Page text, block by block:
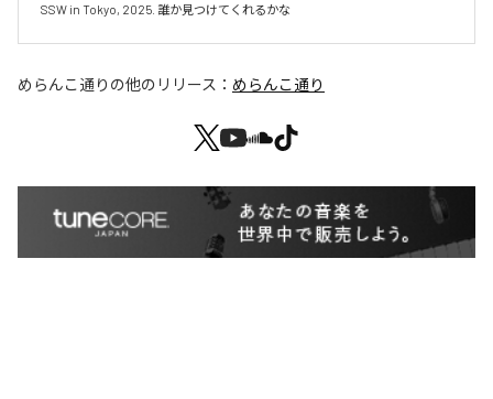
SSW in Tokyo, 2025. 誰か見つけてくれるかな
めらんこ通り の他のリリース： めらんこ通り